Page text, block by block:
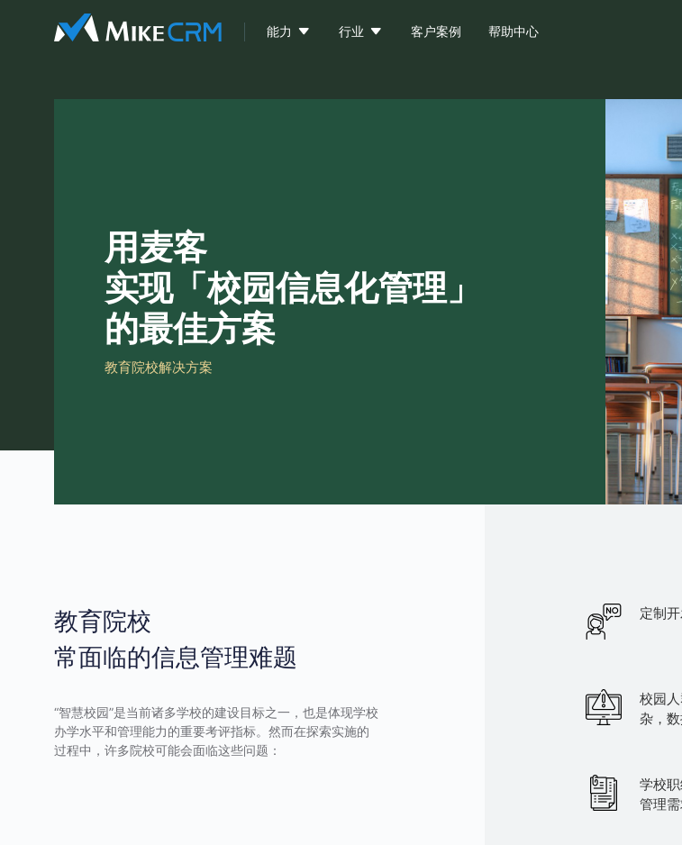
能力  行业  客户案例 帮助中心
用麦客
实现「校园信息化管理」
的最佳方案
教育院校解决方案
教育院校
常面临的信息管理难题
“智慧校园”是当前诸多学校的建设目标之一，也是体现学校
办学水平和管理能力的重要考评指标。然而在探索实施的
过程中，许多院校可能会面临这些问题：
定制
校园
杂，
学校
管理